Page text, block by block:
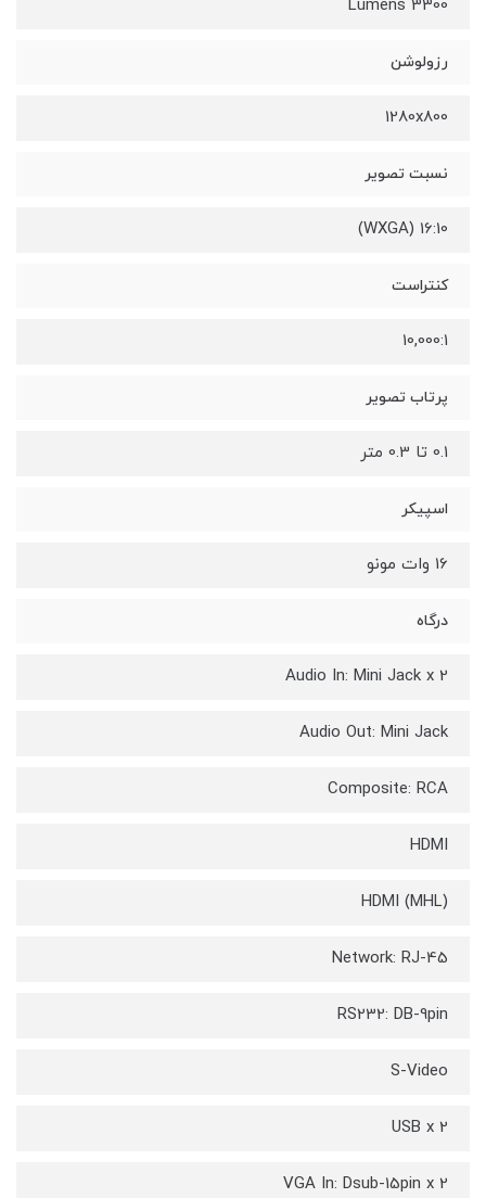
3300 Lumens
رزولوشن
1280x800
نسبت تصویر
16:10 (WXGA)
کنتراست
10,000:1
پرتاب تصویر
0.1 تا 0.3 متر
اسپیکر
16 وات مونو
درگاه
Audio In: Mini Jack x 2
Audio Out: Mini Jack
Composite: RCA
HDMI
HDMI (MHL)
Network: RJ-45
RS232: DB-9pin
S-Video
USB x 2
VGA In: Dsub-15pin x 2